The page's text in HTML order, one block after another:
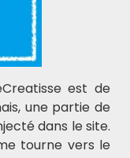
et au
la toile, j’ai
se nomme
vous le
…
Il est bien
mais si cela
est de
une partie de
dans le site.
tourne vers le